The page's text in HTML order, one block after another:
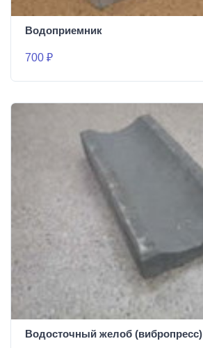
Водоприемник
700 ₽
Водосточный желоб (вибропресс)